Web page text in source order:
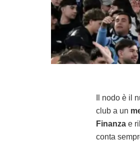
Il nodo è il
club a un
Finanza e
conta